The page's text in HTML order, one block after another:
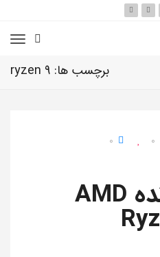
برچسب ها: ryzen 9
0
0
بررسی پردازنده AMD